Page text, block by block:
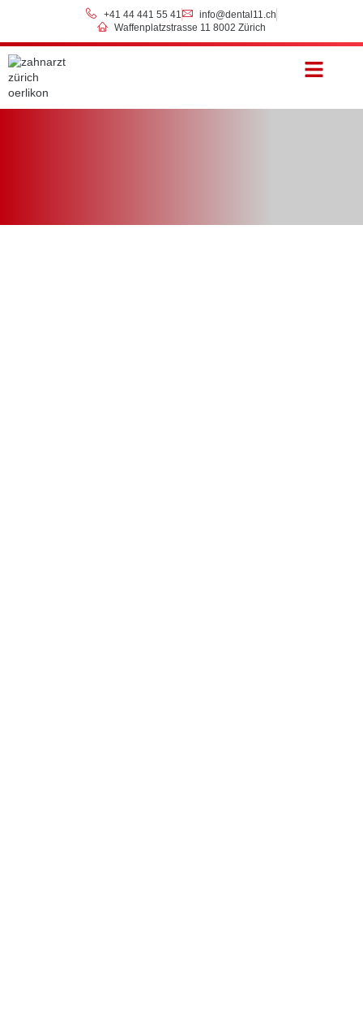
+41 44 441 55 41
info@dental11.ch
Waffenplatzstrasse 11 8002 Zürich